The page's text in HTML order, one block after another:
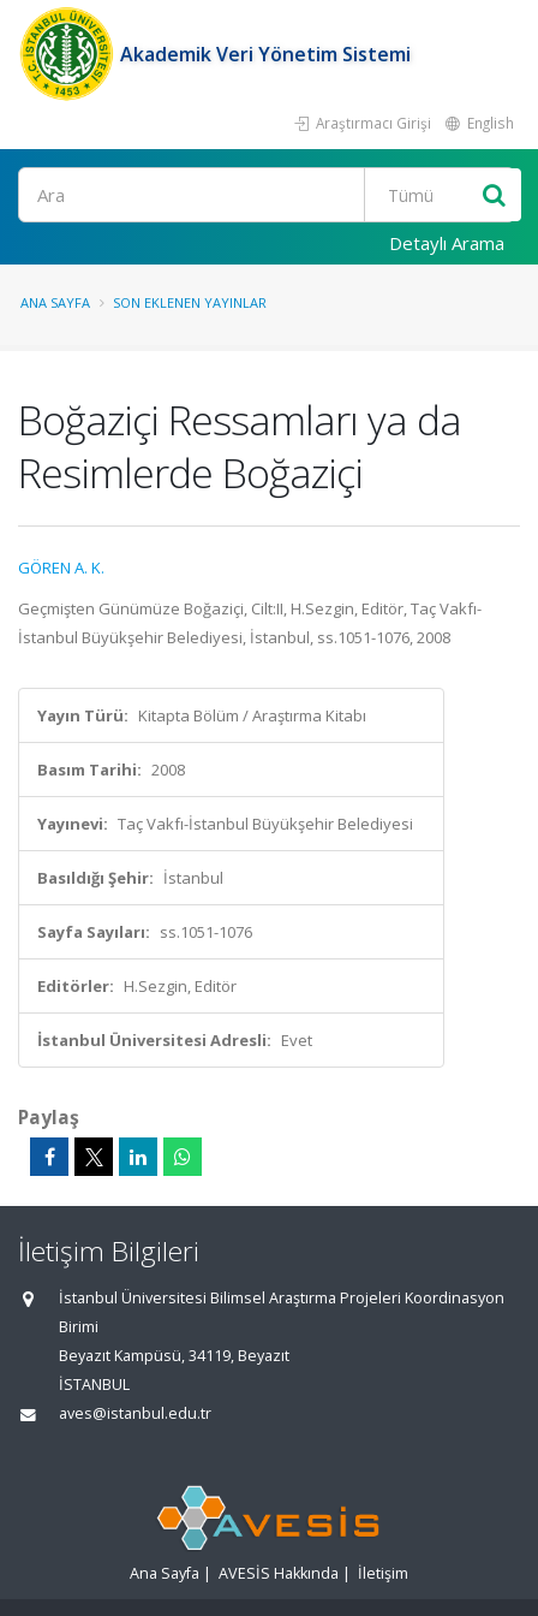
Akademik Veri Yönetim Sistemi
Araştırmacı Girişi English
Ara
Detaylı Arama
ANA SAYFA SON EKLENEN YAYINLAR
Boğaziçi Ressamları ya da
Resimlerde Boğaziçi
GÖREN A. K.
Geçmişten Günümüze Boğaziçi, Cilt:II, H.Sezgin, Editör, Taç Vakfı-
İstanbul Büyükşehir Belediyesi, İstanbul, ss.1051-1076, 2008
Yayın Türü: Kitapta Bölüm / Araştırma Kitabı
Basım Tarihi: 2008
Yayınevi: Taç Vakfı-İstanbul Büyükşehir Belediyesi
Basıldığı Şehir: İstanbul
Sayfa Sayıları: ss.1051-1076
Editörler: H.Sezgin, Editör
İstanbul Üniversitesi Adresli: Evet
Paylaş
İletişim Bilgileri
İstanbul Üniversitesi Bilimsel Araştırma Projeleri Koordinasyon
Birimi
Beyazıt Kampüsü, 34119, Beyazıt
İSTANBUL
aves@istanbul.edu.tr
Ana Sayfa | AVESİS Hakkında | İletişim